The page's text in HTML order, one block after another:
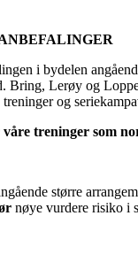
i bydelen
Lerøy og
og
treninger som
større
nøye vurdere risiko i